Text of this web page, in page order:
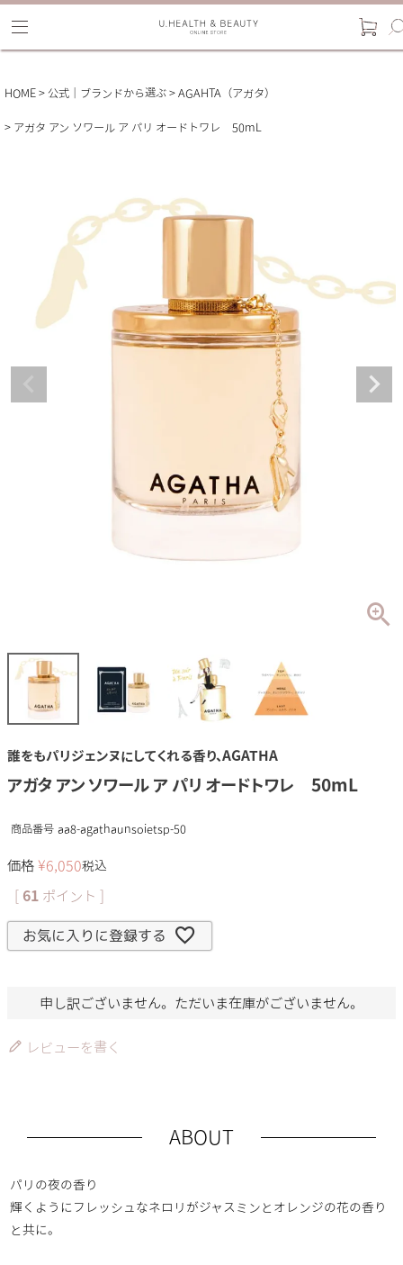
HOME 公式｜ブランドから選ぶ AGAHTA（アガタ）
アガタ アン ソワール ア パリ オードトワレ 50mL
誰をもパリジェンヌにしてくれる香り、AGATHA
アガタ アン ソワール ア パリ オードトワレ 50mL
商品番号 aa8-agathaunsoietsp-50
価格 ¥6,050税込
[ 61 ポイント ]
お気に入りに登録する
申し訳ございません。ただいま在庫がございません。
レビューを書く
ABOUT
パリの夜の香り
輝くようにフレッシュなネロリがジャスミンとオレンジの花の香り
と共に。